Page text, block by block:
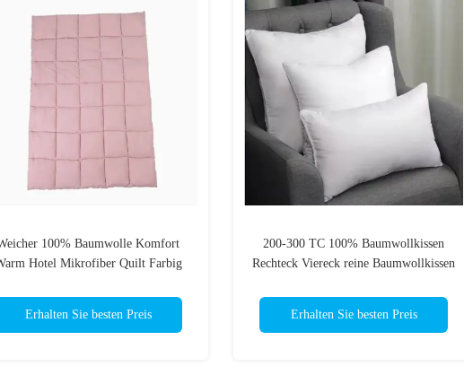
100% Baumwolle Komfort
Hotel Mikrofiber Quilt Farbig
Erhalten Sie besten Preis
200-300 TC 100% Baumwollkissen
Rechteck Viereck reine Baumwollkissen
Erhalten Sie besten Preis